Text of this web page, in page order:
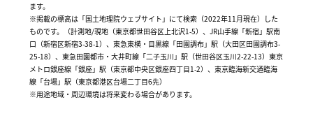
ます。
※掲載の標高は「国土地理院ウェブサイト」にて検索（2022年11月現在）した
ものです。（計測地/現地（東京都世田谷区上北沢1-5）、JR山手線「新宿」駅南
口（新宿区新宿3-38-1）、東急東横・目黒線「田園調布」駅（大田区田園調布3-
25-18）、東急田園都市・大井町線「二子玉川」駅（世田谷区玉川2-22-13）東京
メトロ銀座線「銀座」駅（東京都中央区銀座四丁目1-2）、東京臨海新交通臨海
線「台場」駅（東京都港区台場二丁目6先）
※用途地域・周辺環境は将来変わる場合があります。